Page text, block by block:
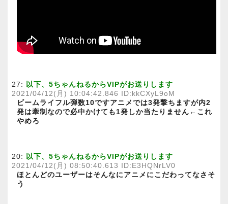
27: 以下、5ちゃんねるからVIPがお送りします
2021/04/12(月) 10:04:42.846 ID:kkCXyL9oM
ビームライフル弾数10ですアニメでは3発撃ちますが内2
発は牽制なので必中かけても1発しか当たりません←これ
やめろ
20: 以下、5ちゃんねるからVIPがお送りします
2021/04/12(月) 08:50:40.613 ID:E3HQNrLV0
ほとんどのユーザーはそんなにアニメにこだわってなさそ
う